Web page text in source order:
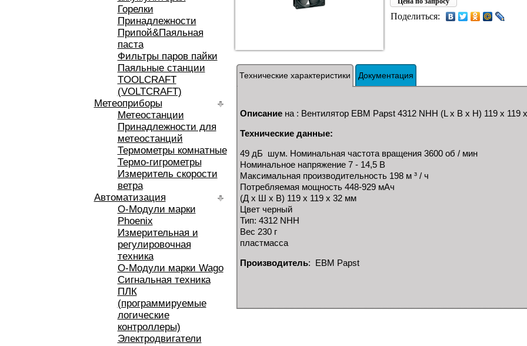
Горелки
Принадлежности
Припой&Паяльная
паста
Фильтры паров пайки
Паяльные станции
TOOLCRAFT
(VOLTCRAFT)
Метеоприборы
Метеостанции
Принадлежности для
метеостанций
Термометры комнатные
Термо-гигрометры
Измеритель скорости
ветра
Автоматизация
O-Модули марки
Phoenix
Измерительная и
регулировочная
техника
O-Модули марки Wago
Сигнальная техника
ПЛК
(программируемые
логические
контроллеры)
Электродвигатели
Поделиться:
Технические характеристики Документация
Описаниена : Вентилятор EBM Papst 4312 NHH (L x B x H) 119 x 119
Технические данные:
49 дБ шум. Номинальная частота вращения 3600 об / мин
Номинальное напряжение 7 - 14,5 В
Максимальная производительность 198 м ³ / ч
Потребляемая мощность 448-929 мАч
(Д х Ш х В) 119 х 119 х 32 мм
Цвет черный
Тип: 4312 NHH
Вес 230 г
пластмасса
Производитель: EBM Papst